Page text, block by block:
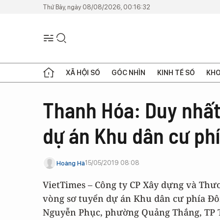
Thứ Bảy, ngày 08/08/2026, 00:16:32
XÃ HỘI SỐ GÓC NHÌN KINH TẾ SỐ
Thanh Hóa: Duy
dự án Khu dân cư
Hoàng Hà15/05/2019 08:08
VietTimes – Công ty CP Xây dựng và
vòng sơ tuyển dự án Khu dân cư phía
Nguyễn Phục, phường Quảng Thắng, TP